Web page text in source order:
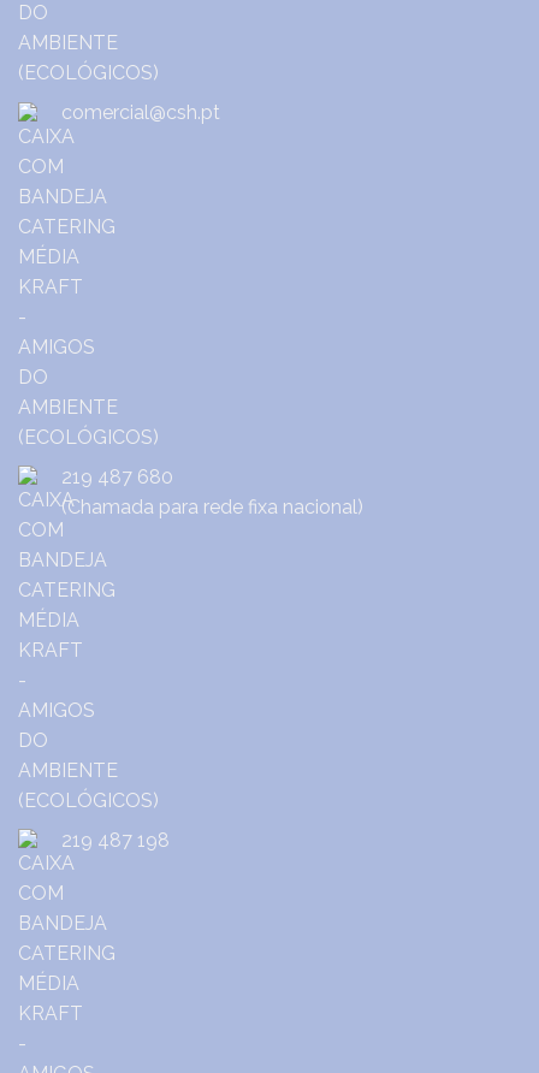
comercial@csh.pt
219 487 680
(Chamada para rede fixa nacional)
219 487 198